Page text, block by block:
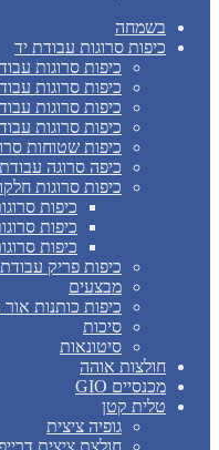
בשמחה
כיפות סרוגות עבודת יד
כיפות סרוגות
כיפות סרוגות
כיפות סרוגות
כיפות סרוגות
כיפות שטוחות
כיפה סרוגה
כיפות סרוגות
כיפות
כיפות
כיפות
כיפות פריק
מבצעים
כיפות כותנות
סיכות
סיטונאות
חולצות אוהה
מכנסיים GIO
טלית קטן
גופיה ציצית
חולצת ציצית